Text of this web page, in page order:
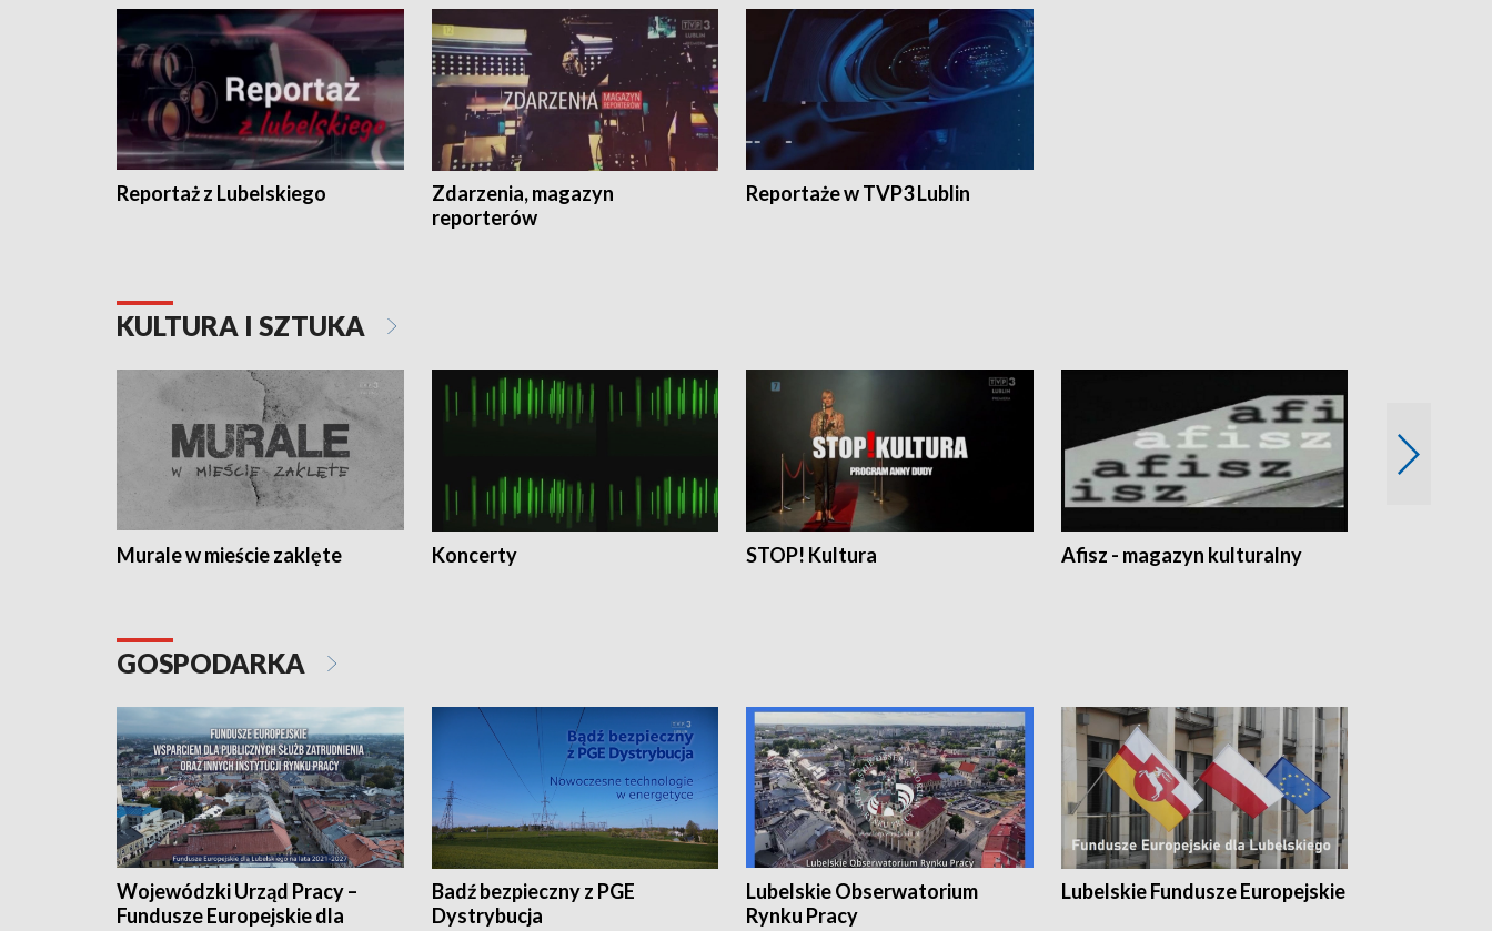
Reportaż z Lubelskiego
Zdarzenia, magazyn
reporterów
Reportaże w TVP3 Lublin
KULTURA I SZTUKA
Murale w mieście zaklęte Koncerty STOP! Kultura Afisz - magazyn kulturalny
GOSPODARKA
Wojewódzki Urząd Pracy –
Fundusze Europejskie dla
Badź bezpieczny z PGE
Dystrybucja
Lubelskie Obserwatorium
Rynku Pracy
Lubelskie Fundusze Europejskie